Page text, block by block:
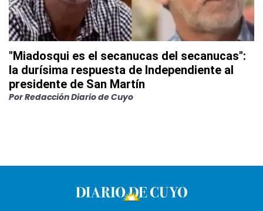
"Miadosqui es el secanucas del secanucas":
la durísima respuesta de Independiente al
presidente de San Martín
PorRedacción Diario de Cuyo